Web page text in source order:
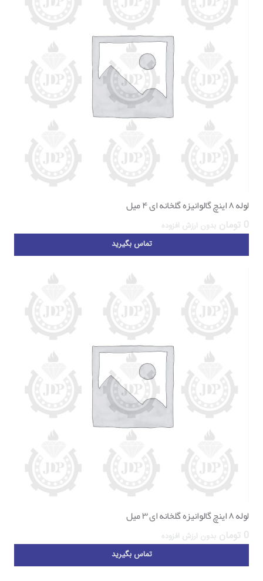
لوله ۸ اینچ گالوانیزه گلخانه ای ۴ میل
0 تومان بدون ارزش افزوده
تماس بگیرید
لوله ۸ اینچ گالوانیزه گلخانه ای ۳ میل
0 تومان بدون ارزش افزوده
تماس بگیرید